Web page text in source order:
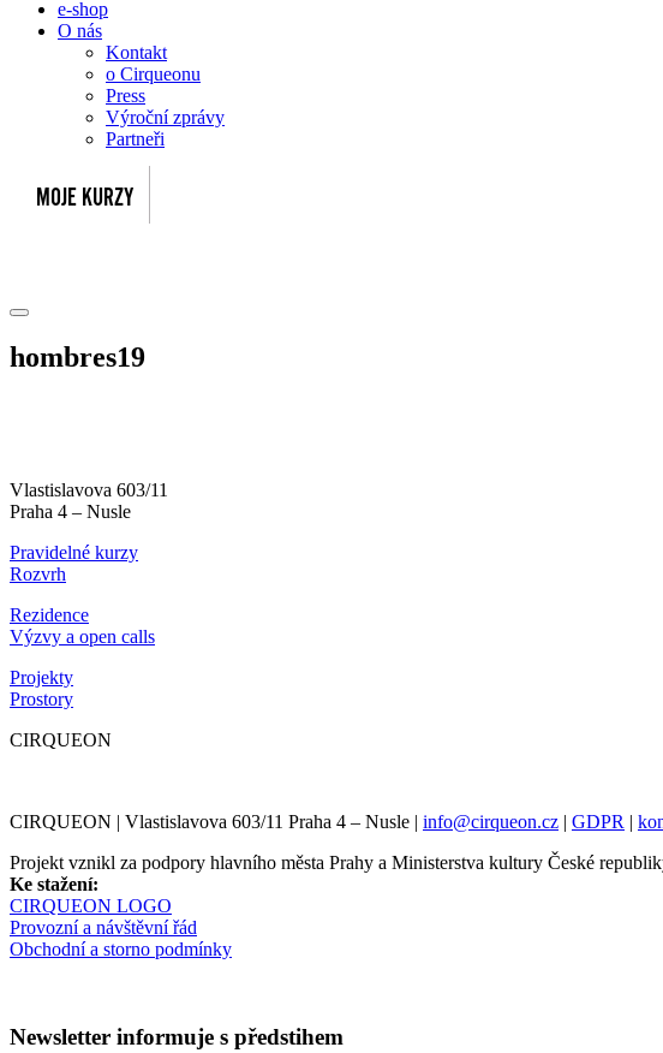
e-shop
O nás
Kontakt
o Cirqueonu
Press
Výroční zprávy
Partneři
hombres19
Vlastislavova 603/11
Praha 4 – Nusle
Pravidelné kurzy
Rozvrh
Rezidence
Výzvy a open calls
Projekty
Prostory
CIRQUEON
CIRQUEON | Vlastislavova 603/11 Praha 4 – Nusle | info@cirqueon.cz | GDPR |
Projekt vznikl za podpory hlavního města Prahy a Ministerstva kultury České
Ke stažení:
CIRQUEON LOGO
Provozní a návštěvní řád
Obchodní a storno podmínky
Newsletter informuje s předstihem